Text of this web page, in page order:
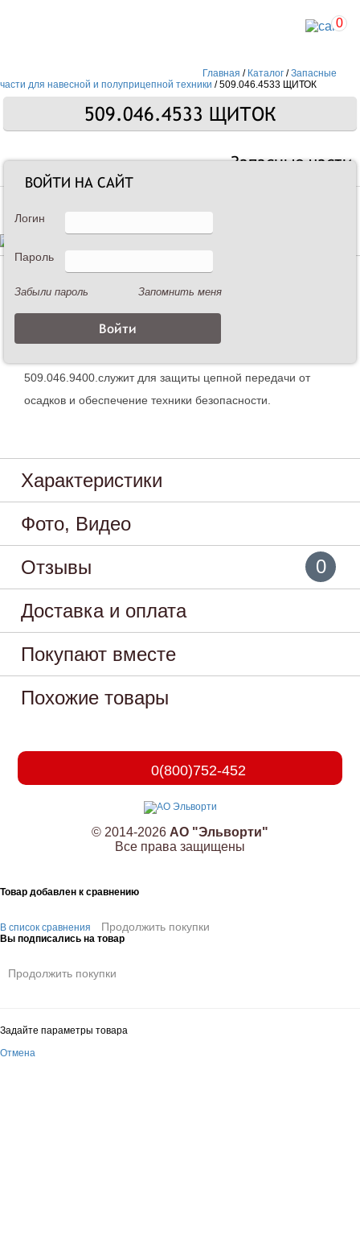
0
Главная / Каталог /Запасные
части для навесной и полуприцепной техники /509.046.4533 ЩИТОК
509.046.4533 ЩИТОК
Запасные части
Описание
509.046.4533 ЩИТОК
509.046.9400.служит для защиты цепной передачи от
осадков и обеспечение техники безопасности.
Характеристики
Фото, Видео
Отзывы
0
Доставка и оплата
Покупают вместе
Похожие товары
0(800)752-452
© 2014-2026 АО "Эльворти"
Все права защищены
Товар добавлен к сравнению
В список сравнения Продолжить покупки
Вы подписались на товар
Продолжить покупки
Задайте параметры товара
Отмена
ВОЙТИ НА САЙТ
Логин
Пароль
Забыли пароль Запомнить меня